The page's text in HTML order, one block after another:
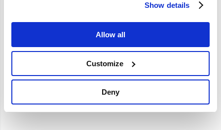
Show details
Allow all
Customize
Deny